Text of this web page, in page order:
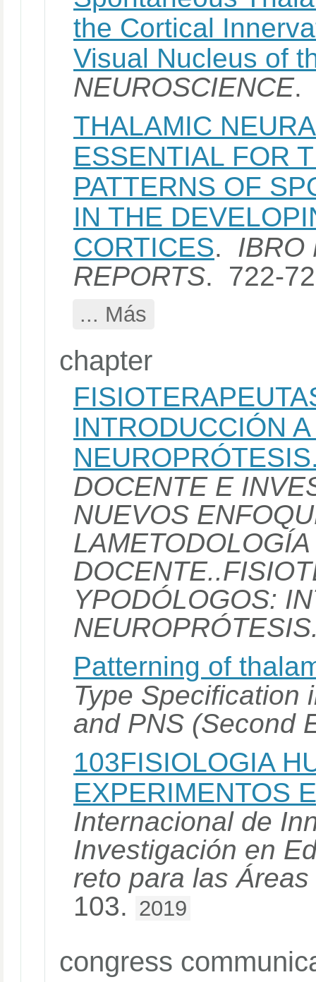
the Cortical
Visual Nucleus of
NEUROSCIENCE.
THALAMIC
ESSENTIAL FOR
PATTERNS OF
IN THE
CORTICES. IBRO
REPORTS. 722-
... Más
chapter
INTRODUCCIÓN
DOCENTE E
NUEVOS
LAMETODOLOGÍA
YPODÓLOGOS:
Patterning of
Type Specification
and PNS (Second
103FISIOLOGIA
EXPERIMENTOS
Internacional de
Investigación en
reto para las
103. 2019
congress